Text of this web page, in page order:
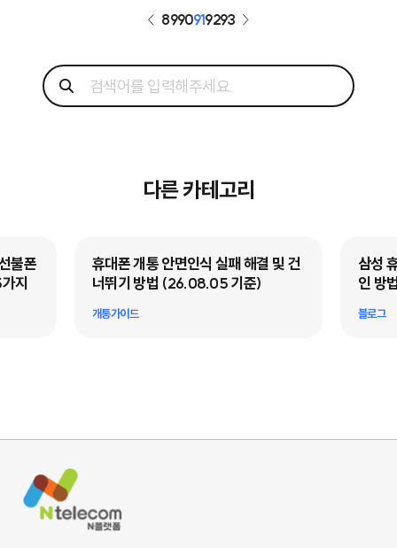
8990919293
다른 카테고리
불폰
지
휴대폰 개통 안면인식 실패 해결 및 건
너뛰기 방법 (26.08.05 기준)
개통가이드
삼성
인 방
블로그